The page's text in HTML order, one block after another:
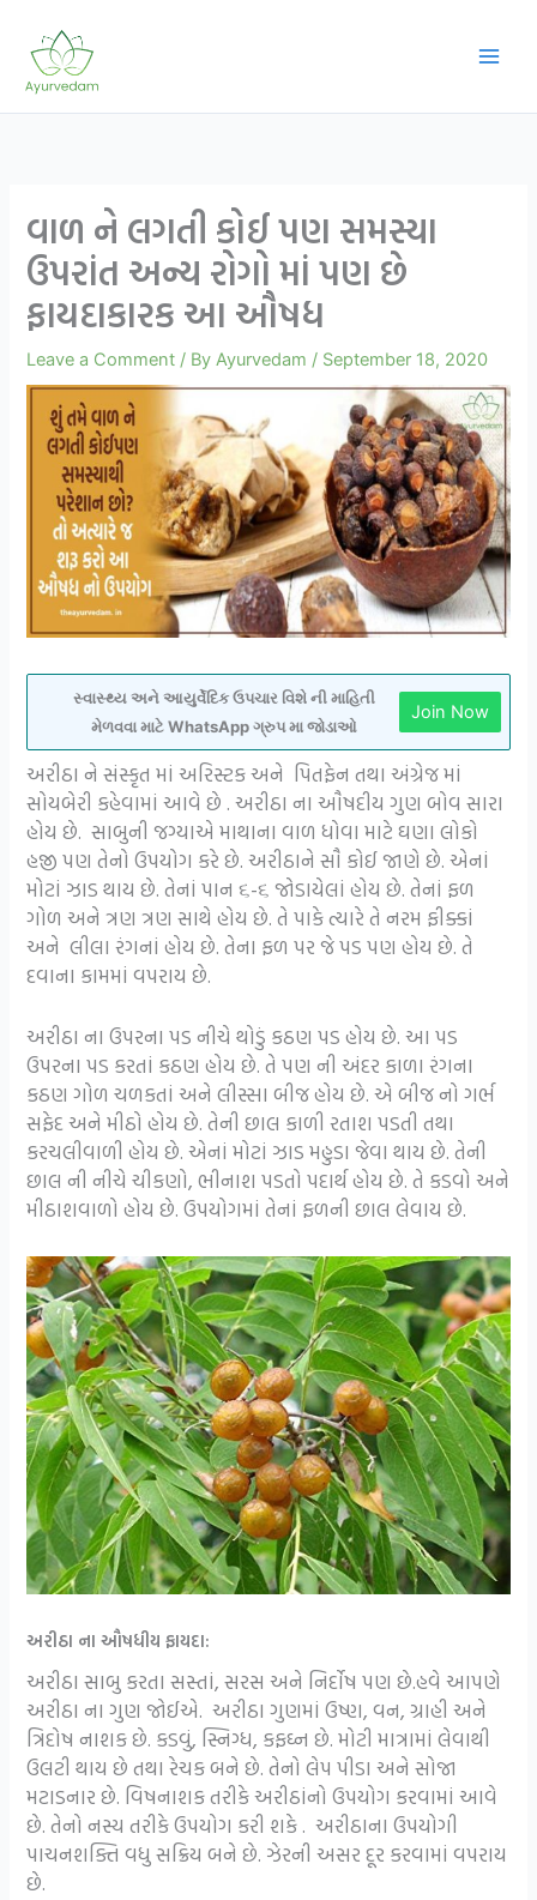
content
વાળ ને લગતી કોઈ પણ સમસ્યા
ઉપરાંત અન્ય રોગો માં પણ છે
ફાયદાકારક આ ઔષધ
Leave a Comment / ByAyurvedam / September 18, 2020
સ્વાસ્થ્ય અને આયુર્વેદિક ઉપચાર વિશે ની માહિતી
મેળવવા માટે WhatsApp ગ્રુપ મા જોડાઓ
Join Now
અરીઠા ને સંસ્કૃત માં અરિસ્ટક અને પિતફેન તથા અંગ્રેજ માં
સોયબેરી કહેવામાં આવે છે . અરીઠા ના ઔષદીય ગુણ બોવ સારા
હોય છે. સાબુની જગ્યાએ માથાના વાળ ધોવા માટે ઘણા લોકો
હજી પણ તેનો ઉપયોગ કરે છે. અરીઠાને સૌ કોઈ જાણે છે. એનાં
મોટાં ઝાડ થાય છે. તેનાં પાન ૬-૬ જોડાયેલાં હોય છે. તેનાં ફળ
ગોળ અને ત્રણ ત્રણ સાથે હોય છે. તે પાકે ત્યારે તે નરમ ફીક્કાં
અને લીલા રંગનાં હોય છે. તેના ફળ પર જે પડ પણ હોય છે. તે
દવાના કામમાં વપરાય છે.
અરીઠા ના ઉપરના પડ નીચે થોડું કઠણ પડ હોય છે. આ પડ
ઉપરના પડ કરતાં કઠણ હોય છે. તે પણ ની અંદર કાળા રંગના
કઠણ ગોળ ચળકતાં અને લીસ્સા બીજ હોય છે. એ બીજ નો ગર્ભ
સફેદ અને મીઠો હોય છે. તેની છાલ કાળી રતાશ પડતી તથા
કરચલીવાળી હોય છે. એનાં મોટાં ઝાડ મહુડા જેવા થાય છે. તેની
છાલ ની નીચે ચીકણો, ભીનાશ પડતો પદાર્થ હોય છે. તે કડવો અને
મીઠાશવાળો હોય છે. ઉપયોગમાં તેનાં ફળની છાલ લેવાય છે.
અરીઠા ના ઔષધીય ફાયદા:
અરીઠા સાબુ કરતા સસ્તાં, સરસ અને નિર્દોષ પણ છે.હવે આપણે
અરીઠા ના ગુણ જોઈએ. અરીઠા ગુણમાં ઉષ્ણ, વન, ગ્રાહી અને
ત્રિદોષ નાશક છે. કડવું, સ્નિગ્ધ, કફઘ્ન છે. મોટી માત્રામાં લેવાથી
ઉલટી થાય છે તથા રેચક બને છે. તેનો લેપ પીડા અને સોજા
મટાડનાર છે. વિષનાશક તરીકે અરીઠાંનો ઉપયોગ કરવામાં આવે
છે. તેનો નસ્ય તરીકે ઉપયોગ કરી શકે . અરીઠાના ઉપયોગી
પાચનશક્તિ વધુ સક્રિય બને છે. ઝેરની અસર દૂર કરવામાં વપરાય
છે.